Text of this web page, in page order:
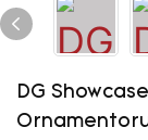
DG